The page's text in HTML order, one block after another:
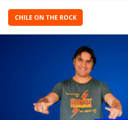
CHILE ON THE ROCK